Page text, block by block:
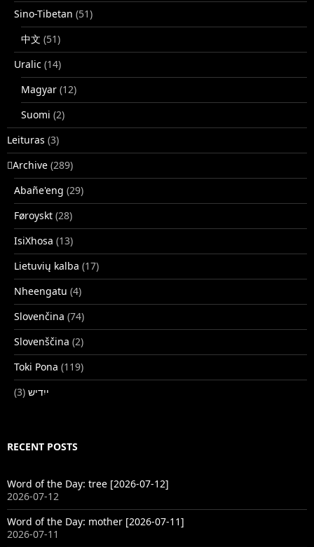
Sino-Tibetan (51)
中文 (51)
Uralic (14)
Magyar (12)
Suomi (2)
Leituras (3)
􏿽Archive (289)
Abañe'eng (29)
Føroyskt (28)
IsiXhosa (13)
Lietuvių kalba (17)
Nheengatu (4)
Slovenčina (74)
Slovenščina (2)
Toki Pona (119)
ייִדיש (3)
RECENT POSTS
Word of the Day: tree [2026-07-12]
2026-07-12
Word of the Day: mother [2026-07-11]
2026-07-11